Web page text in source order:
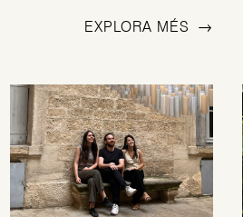
EXPLORA MÉS →